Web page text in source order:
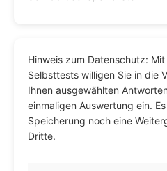
Hinweis zum Datenschutz:
Selbsttests willigen Sie in die
Ihnen ausgewählten
einmaligen Auswertung ein.
Speicherung noch eine
Dritte.